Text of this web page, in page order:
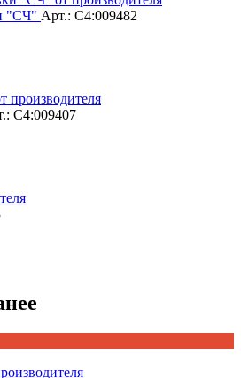
"CЧ" Арт.: С4:009482
С4:009407